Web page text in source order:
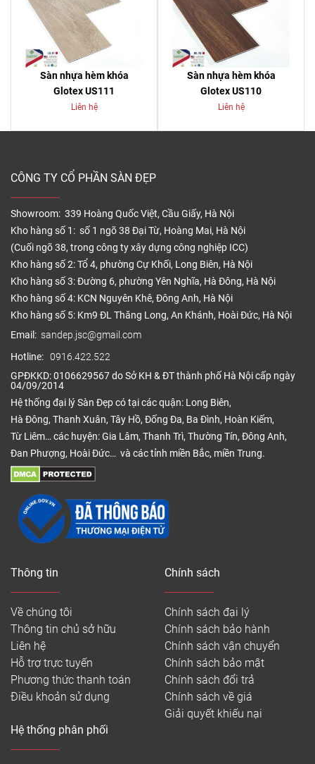
Sàn nhựa hèm khóa
Glotex US111
Liên hệ
Sàn nhựa hèm khóa
Glotex US110
Liên hệ
CÔNG TY CỔ PHẦN SÀN ĐẸP
Showroom: 339 Hoàng Quốc Việt, Cầu Giấy, Hà Nội
Kho hàng số 1: số 1 ngõ 38 Đại Từ, Hoàng Mai, Hà Nội
(Cuối ngõ 38, trong công ty xây dựng công nghiệp ICC)
Kho hàng số 2: Tổ 4, phường Cự Khối, Long Biên, Hà Nội
Kho hàng số 3: Đường 6, phường Yên Nghĩa, Hà Đông, Hà Nội
Kho hàng số 4: KCN Nguyên Khê, Đông Anh, Hà Nội
Kho hàng số 5: Km9 ĐL Thăng Long, An Khánh, Hoài Đức, Hà Nội
Email: sandep.jsc@gmail.com
Hotline: 0916.422.522
GPĐKKD: 0106629567 do Sở KH & ĐT thành phố Hà Nội cấp ngày
04/09/2014
Hệ thống đại lý Sàn Đẹp có tại các quận: Long Biên,
Hà Đông, Thanh Xuân, Tây Hồ, Đống Đa, Ba Đình, Hoàn Kiếm,
Từ Liêm… các huyện: Gia Lâm, Thanh Trì, Thường Tín, Đông Anh,
Đan Phượng, Hoài Đức… và các tỉnh miền Bắc, miền Trung.
Thông tin
Về chúng tôi
Thông tin chủ sở hữu
Liên hệ
Hỗ trợ trực tuyến
Phương thức thanh toán
Điều khoản sử dụng
Chính sách
Chính sách đại lý
Chính sách bảo hành
Chính sách vận chuyển
Chính sách bảo mật
Chính sách đổi trả
Chính sách về giá
Giải quyết khiếu nại
Hệ thống phân phối